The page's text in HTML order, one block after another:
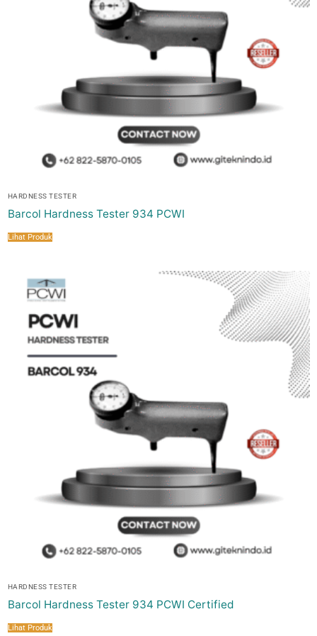
HARDNESS TESTER
Barcol Hardness Tester 934 PCWI
Lihat Produk
HARDNESS TESTER
Barcol Hardness Tester 934 PCWI Certified
Lihat Produk